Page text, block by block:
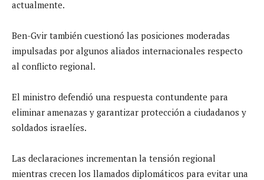
actualmente.
Ben-Gvir también cuestionó las posiciones moderadas
impulsadas por algunos aliados internacionales respecto
al conflicto regional.
El ministro defendió una respuesta contundente para
eliminar amenazas y garantizar protección a ciudadanos y
soldados israelíes.
Las declaraciones incrementan la tensión regional
mientras crecen los llamados diplomáticos para evitar una